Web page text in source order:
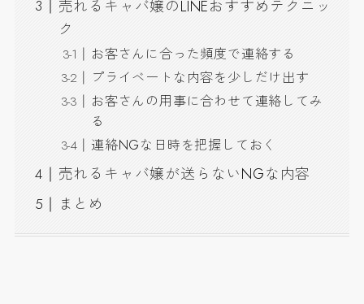
売れるキャバ嬢のLINEおすすめテクニッ
ク
お客さんに合った頻度で連絡する
プライベートな内容を少しだけ出す
お客さんの用事に合わせて連絡してみ
る
連絡NGな日時を把握しておく
売れるキャバ嬢が送らないNGな内容
まとめ